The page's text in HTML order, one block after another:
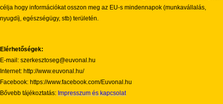
célja hogy információkat osszon meg az EU-s mindennapok (munkavállalás,
nyugdíj, egészségügy, stb) területén.
Elérhetőségek:
E-mail: szerkesztoseg@euvonal.hu
Internet: http://www.euvonal.hu/
Facebook: https://www.facebook.com/Euvonal.hu
Bővebb tájékoztatás: Impresszum és kapcsolat